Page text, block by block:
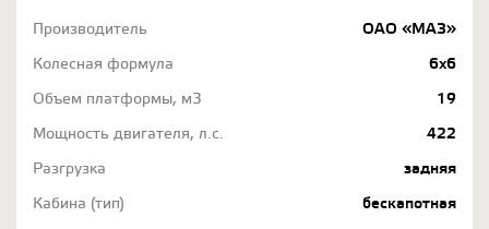
Производитель
ОАО «МАЗ»
Колесная формула
6х6
Объем платформы, м3
19
Мощность двигателя, л.с.
422
Разгрузка
задняя
Кабина (тип)
бескапотная